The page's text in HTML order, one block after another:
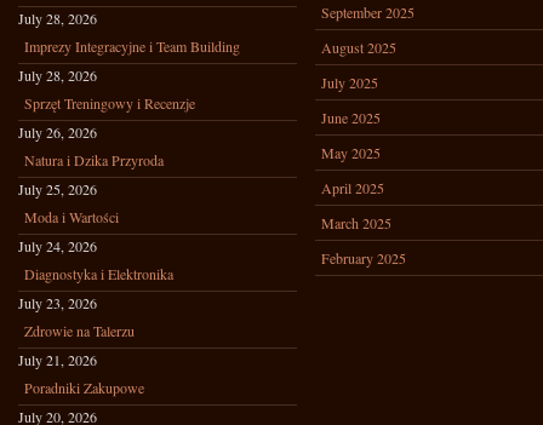
July 28, 2026
Imprezy Integracyjne i Team Building
July 28, 2026
Sprzęt Treningowy i Recenzje
July 26, 2026
Natura i Dzika Przyroda
July 25, 2026
Moda i Wartości
July 24, 2026
Diagnostyka i Elektronika
July 23, 2026
Zdrowie na Talerzu
July 21, 2026
Poradniki Zakupowe
July 20, 2026
September 2025
August 2025
July 2025
June 2025
May 2025
April 2025
March 2025
February 2025